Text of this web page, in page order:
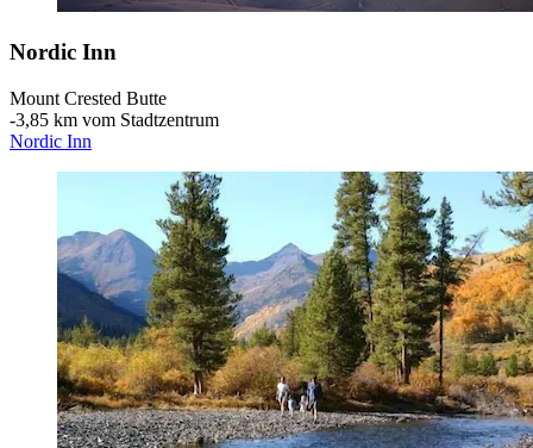
Nordic Inn
Mount Crested Butte
‐3,85 km vom Stadtzentrum
Nordic Inn